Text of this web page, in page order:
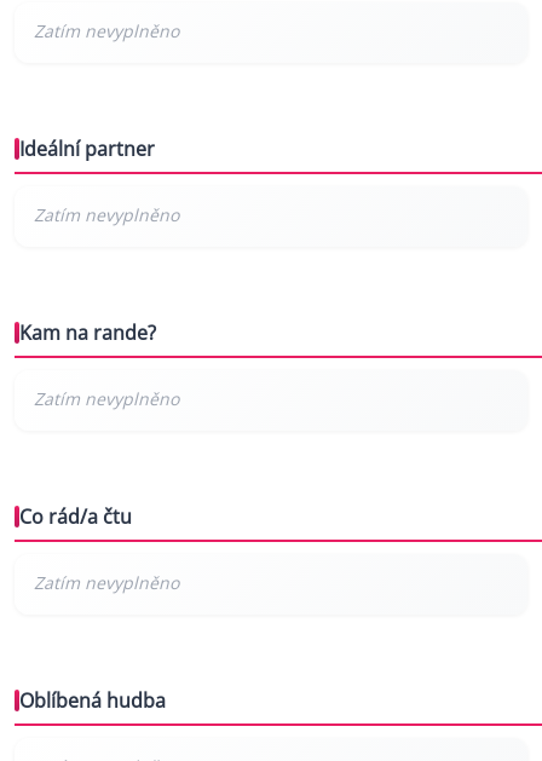
Ideální partner
Kam na rande?
Co rád/a čtu
Oblíbená hudba